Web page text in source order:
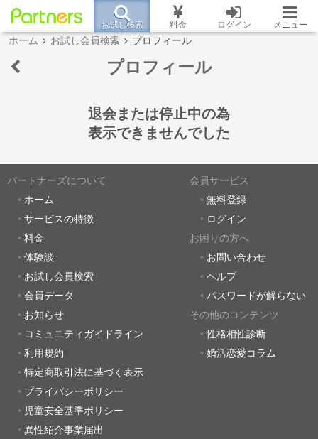
お試し検索 料金 ログイン メニュー
ホーム お試し会員検索 プロフィール
プロフィール
退会または停止中の為
表示できませんでした
パートナーズについて
ホーム
サービスの特徴
料金
体験談
お試し会員検索
会員データ
お知らせ
コミュニティガイドライン
利用規約
特定商取引法に基づく表示
プライバシーポリシー
児童安全基準ポリシー
異性紹介事業届出
会員サービス
無料登録
ログイン
お困りの方へ
お問い合わせ
ヘルプ
パスワードが解らない
その他のコンテンツ
性格相性診断
婚活恋愛コラム